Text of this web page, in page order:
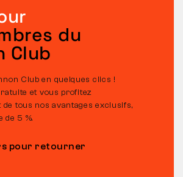
du
Club
Club en quelques clics !
et vous profitez
tous nos avantages exclusifs,
de 5 %.
pour retourner